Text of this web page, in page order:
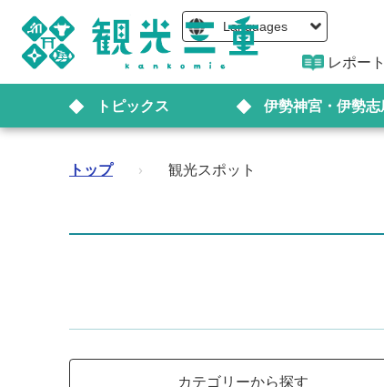
Languages
レポー
トピックス 伊勢神宮・伊勢志
トップ › 観光スポット
カテゴリーから探す